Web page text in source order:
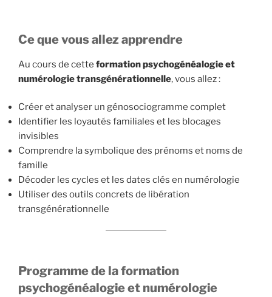
Ce que vous allez apprendre
Au cours de cette formation psychogénéalogie et
numérologie transgénérationnelle, vous allez :
Créer et analyser un génosociogramme complet
Identifier les loyautés familiales et les blocages
invisibles
Comprendre la symbolique des prénoms et noms de
famille
Décoder les cycles et les dates clés en numérologie
Utiliser des outils concrets de libération
transgénérationnelle
Programme de la formation
psychogénéalogie et numérologie